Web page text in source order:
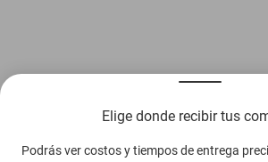
Elige donde recibir tus
Podrás ver costos y tiempos de entrega